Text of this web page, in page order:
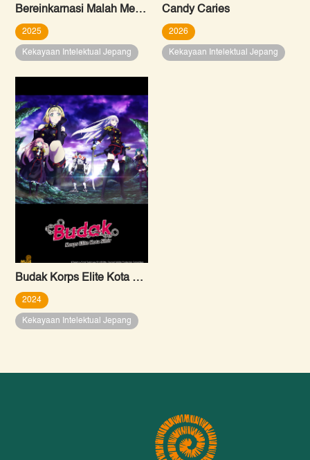
Bereinkarnasi Malah Menjadi Pangeran Ketujuh, jadi Aku Bisa Menyempurnakan Kemampuan Sihirku Sepuasnya Musim Kedua
2025
Kekayaan Intelektual Jepang
Candy Caries
2026
Kekayaan Intelektual Jepang
Budak Korps Elite Kota Sihir
2024
Kekayaan Intelektual Jepang